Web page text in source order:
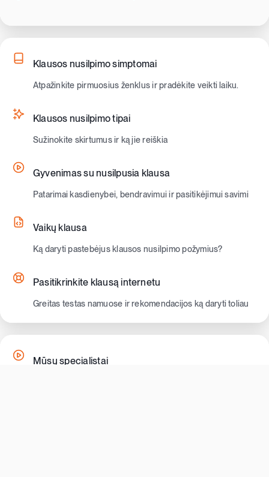
Klausos nusilpimo simptomai
Atpažinkite pirmuosius ženklus ir pradėkite veikti laiku.
Klausos nusilpimo tipai
Sužinokite skirtumus ir ką jie reiškia
Gyvenimas su nusilpusia klausa
Patarimai kasdienybei, bendravimui ir pasitikėjimui savimi
Vaikų klausa
Ką daryti pastebėjus klausos nusilpimo požymius?
Pasitikrinkite klausą internetu
Greitas testas namuose ir rekomendacijos ką daryti toliau
Mūsų specialistai